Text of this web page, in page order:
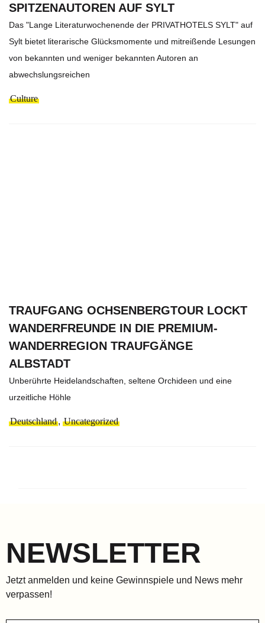
SPITZENAUTOREN AUF SYLT
Das "Lange Literaturwochenende der PRIVATHOTELS SYLT" auf
Sylt bietet literarische Glücksmomente und mitreißende Lesungen
von bekannten und weniger bekannten Autoren an
abwechslungsreichen
Culture
TRAUFGANG OCHSENBERGTOUR LOCKT
WANDERFREUNDE IN DIE PREMIUM-
WANDERREGION TRAUFGÄNGE
ALBSTADT
Unberührte Heidelandschaften, seltene Orchideen und eine
urzeitliche Höhle
Deutschland, Uncategorized
NEWSLETTER
Jetzt anmelden und keine Gewinnspiele und News mehr
verpassen!